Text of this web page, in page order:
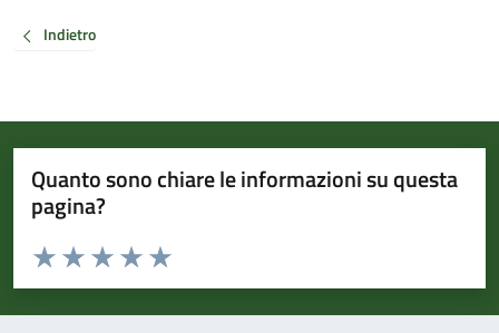
Indietro
Quanto sono chiare le informazioni su questa
pagina?
Valuta da 1 a 5 stelle la pagina
Valuta 5 stelle su 5
Valuta 4 stelle su 5
Valuta 3 stelle su 5
Valuta 2 stelle su 5
Valuta 1 stelle su 5